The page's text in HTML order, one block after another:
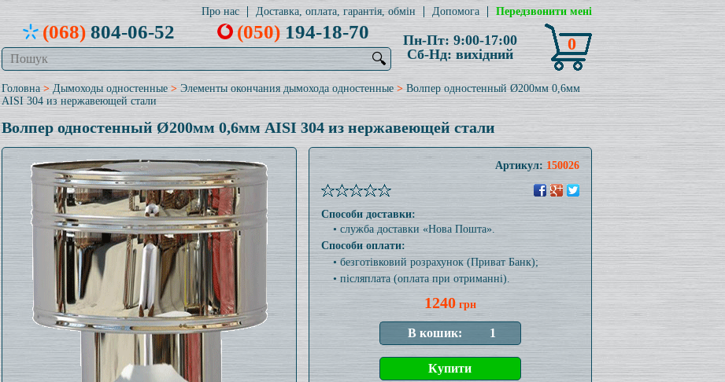
Про нас Доставка, оплата, гарантія, обмін Допомога Передзвонити мені
(068)804-06-52 (050)194-18-70
🔍
Пн-Пт: 9:00-17:00
Сб-Нд: вихідний
0
Головна> Дымоходы одностенные> Элементы окончания дымохода одностенные>Волпер одностенный Ø200мм 0,6мм
AISI 304 из нержавеющей стали
Волпер одностенный Ø200мм 0,6мм AISI 304 из нержавеющей стали
Артикул:150026
Способи доставки:
• служба доставки «Нова Пошта».
Способи оплати:
• безготівковий розрахунок (Приват Банк);
• післяплата (оплата при отриманні).
1240грн